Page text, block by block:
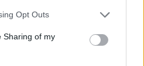
app uses one or more Google
behaviour. You may click to
and its third-party tags to
purposes in below Google
Opt Outs
Sharing of my